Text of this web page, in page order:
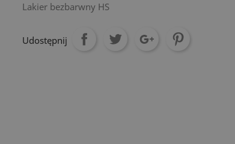
Lakier bezbarwny HS
Udostępnij